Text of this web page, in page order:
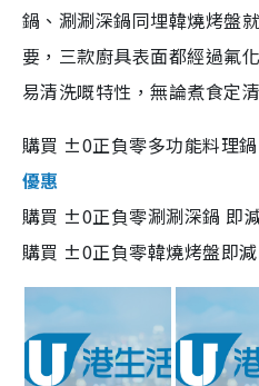
鍋、涮涮深鍋同埋韓燒烤盤
要，三款廚具表面都經過氟
易清洗嘅特性，無論煮食定
購買 ±0正負零多功能料理
優惠
購買 ±0正負零涮涮深鍋 即
購買 ±0正負零韓燒烤盤即